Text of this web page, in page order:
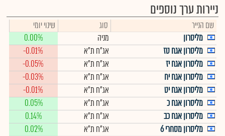
ניירות ערך נוספים
שם הנייר סוג
שינוי יומי
מליסרון
מניה
0.00%
מליסרון אגח טז
אג"ח ת"א
-0.01%
מליסרון אגח יז
אג"ח ת"א
-0.05%
מליסרון אגח יח
אג"ח ת"א
-0.03%
מליסרון אגח יט
אג"ח ת"א
-0.01%
מליסרון אגח כ
אג"ח ת"א
0.05%
מליסרון אגח כב
אג"ח ת"א
0.14%
מליסרון מסחרי 6
אג"ח ת"א 0.02%